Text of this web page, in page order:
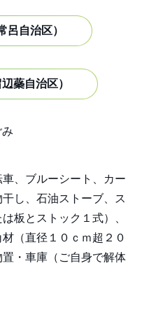
呂自治区）
蘂自治区）
、ブルーシート、カー
し、石油ストーブ、ス
板とストック１式）、
（直径１０ｃｍ超２０
・車庫（ご自身で解体